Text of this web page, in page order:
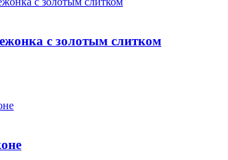
с золотым слитком